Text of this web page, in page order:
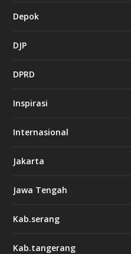
Depok
DJP
DPRD
Inspirasi
Internasional
Jakarta
Jawa Tengah
Kab.serang
Kab.tangerang